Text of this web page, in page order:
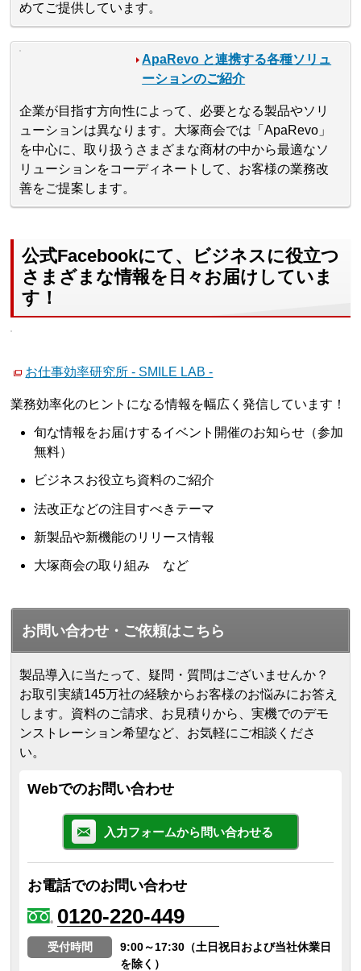
めてご提供しています。
ApaRevo と連携する各種ソリュ
ーションのご紹介
企業が目指す方向性によって、必要となる製品やソリ
ューションは異なります。大塚商会では「ApaRevo」
を中心に、取り扱うさまざまな商材の中から最適なソ
リューションをコーディネートして、お客様の業務改
善をご提案します。
公式Facebookにて、ビジネスに役立つ
さまざまな情報を日々お届けしていま
す！
お仕事効率研究所 - SMILE LAB -
業務効率化のヒントになる情報を幅広く発信しています！
旬な情報をお届けするイベント開催のお知らせ（参加
無料）
ビジネスお役立ち資料のご紹介
法改正などの注目すべきテーマ
新製品や新機能のリリース情報
大塚商会の取り組み など
お問い合わせ・ご依頼はこちら
製品導入に当たって、疑問・質問はございませんか？
お取引実績145万社の経験からお客様のお悩みにお答え
します。 資料のご請求、お見積りから、実機でのデモ
ンストレーション希望など、お気軽にご相談くださ
い。
Webでのお問い合わせ
入力フォームから問い合わせる
お電話でのお問い合わせ
0120-220-449
受付時間
9:00～17:30（土日祝日および当社休業日
を除く）